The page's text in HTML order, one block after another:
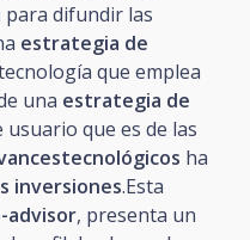
para difundir las
estrategia de
que emplea
una estrategia de
usuario que es de las
ha
inversiones.Esta
advisor, presenta un